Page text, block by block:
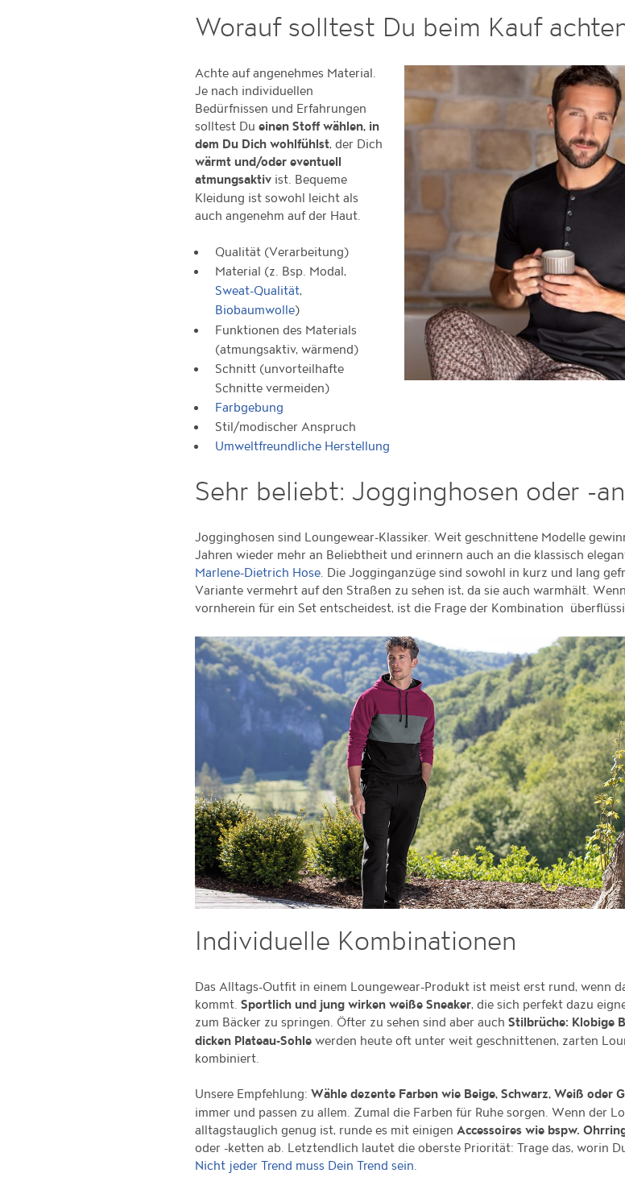
Worauf solltest Du beim Kauf
Achte auf angenehmes Material.
Je nach individuellen
Bedürfnissen und Erfahrungen
solltest Dueinen Stoff wählen, in
dem Du Dich wohlfühlst, der Dich
wärmt und/oder eventuell
atmungsaktiv ist. Bequeme
Kleidung ist sowohl leicht als
auch angenehm auf der Haut.
Qualität (Verarbeitung)
Material (z. Bsp. Modal,
Sweat-Qualität,
Biobaumwolle)
Funktionen des Materials
(atmungsaktiv, wärmend)
Schnitt (unvorteilhafte
Schnitte vermeiden)
Farbgebung
Stil/modischer Anspruch
Umweltfreundliche Herstellung
Sehr beliebt: Jogginghosen oder -
Jogginghosen sind Loungewear-Klassiker. Weit geschnittene Modelle
Jahren wieder mehr an Beliebtheit und erinnern auch an die klassisch
Marlene-Dietrich Hose. Die Jogginganzüge sind sowohl in kurz und lang
Variante vermehrt auf den Straßen zu sehen ist, da sie auch warmhält.
vornherein für ein Set entscheidest, ist die Frage der Kombination
Individuelle Kombinationen
Das Alltags-Outfit in einem Loungewear-Produkt ist meist erst rund, wenn
kommt.Sportlich und jung wirken weiße Sneaker, die sich perfekt dazu
zum Bäcker zu springen. Öfter zu sehen sind aber auchStilbrüche: Klobige
dicken Plateau-Sohle werden heute oft unter weit geschnittenen, zarten
kombiniert.
Unsere Empfehlung:Wähle dezente Farben wie Beige, Schwarz, Weiß oder
immer und passen zu allem. Zumal die Farben für Ruhe sorgen. Wenn der
alltagstauglich genug ist, runde es mit einigenAccessoires wie bspw.
oder -ketten ab. Letztendlich lautet die oberste Priorität: Trage das, worin
Nicht jeder Trend muss Dein Trend sein.